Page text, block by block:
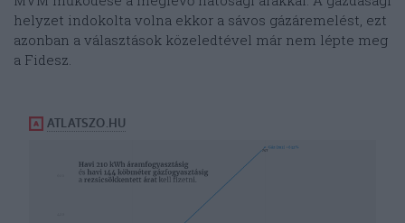
helyzet indokolta volna ekkor a sávos gázáremelést, ezt
azonban a választások közeledtével már nem lépte meg
a Fidesz.